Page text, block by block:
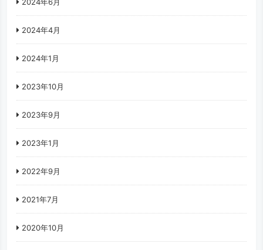
2024年4月
2024年1月
2023年10月
2023年9月
2023年1月
2022年9月
2021年7月
2020年10月